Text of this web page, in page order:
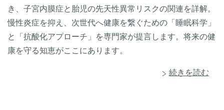
き、子宮内膜症と胎児の先天性異常リスクの関連を詳解。
慢性炎症を抑え、次世代へ健康を繋ぐための「睡眠科学」
と「抗酸化アプローチ」を専門家が提言します。将来の健
康を守る知恵がここにあります。
続きを読む